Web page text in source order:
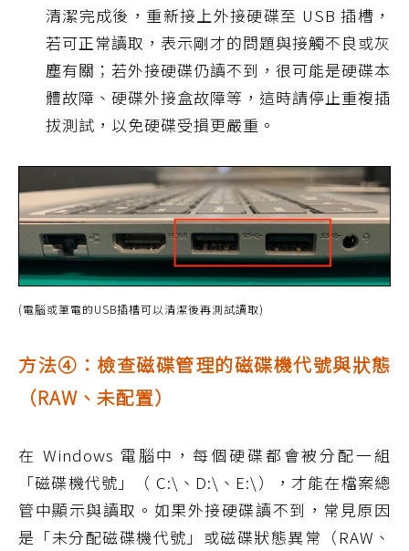
清潔完成後，重新接上外接硬碟至 USB 插槽，
若可正常讀取，表示剛才的問題與接觸不良或灰
塵有關；若外接硬碟仍讀不到，很可能是硬碟本
體故障、硬碟外接盒故障等，這時請停止重複插
拔測試，以免硬碟受損更嚴重。
(電腦或筆電的USB插槽可以清潔後再測試讀取)
方法④：檢查磁碟管理的磁碟機代號與狀態
（RAW、未配置）
在 Windows 電腦中，每個硬碟都會被分配一組
「磁碟機代號」（ C:\、D:\、E:\），才能在檔案總
管中顯示與讀取。如果外接硬碟讀不到，常見原因
是「未分配磁碟機代號」或磁碟狀態異常（RAW、